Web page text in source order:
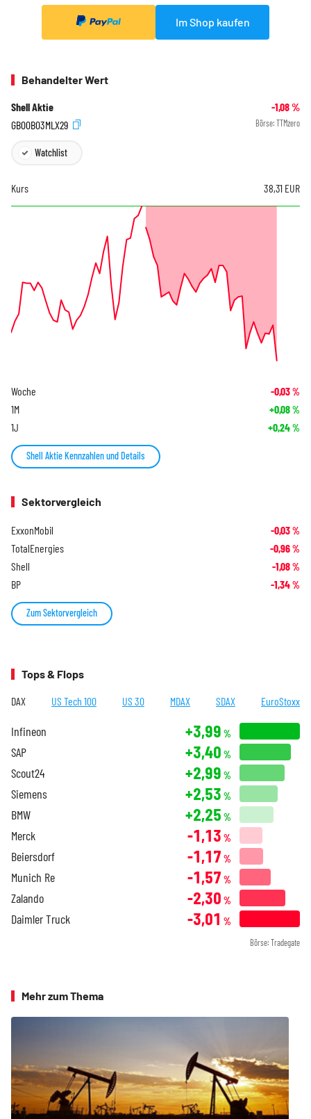
Im Shop kaufen
Behandelter Wert
Shell Aktie -1,08%
GB00B03MLX29
Börse: TTMzero
Watchlist
Kurs 38,31 EUR
Woche -0,03%
1M +0,08%
1J +0,24%
Shell Aktie Kennzahlen und Details
Sektorvergleich
ExxonMobil -0,03%
TotalEnergies -0,96%
Shell -1,08%
BP -1,34%
Zum Sektorvergleich
Tops & Flops
DAX US Tech 100 US 30 MDAX SDAX EuroStoxx
Infineon +3,99 %
SAP +3,40 %
Scout24 +2,99 %
Siemens +2,53 %
BMW +2,25 %
Merck -1,13 %
Beiersdorf -1,17 %
Munich Re -1,57 %
Zalando -2,30 %
Daimler Truck -3,01 %
Börse: Tradegate
Mehr zum Thema